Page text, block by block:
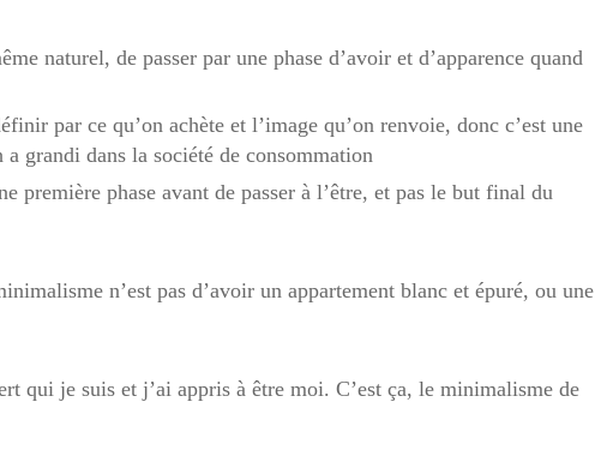
naturel, de passer par une phase d’avoir et d’apparence quand
par ce qu’on achète et l’image qu’on renvoie, donc c’est une
a grandi dans la société de consommation
première phase avant de passer à l’être, et pas le but final du
n’est pas d’avoir un appartement blanc et épuré, ou une
qui je suis et j’ai appris à être moi. C’est ça, le minimalisme de